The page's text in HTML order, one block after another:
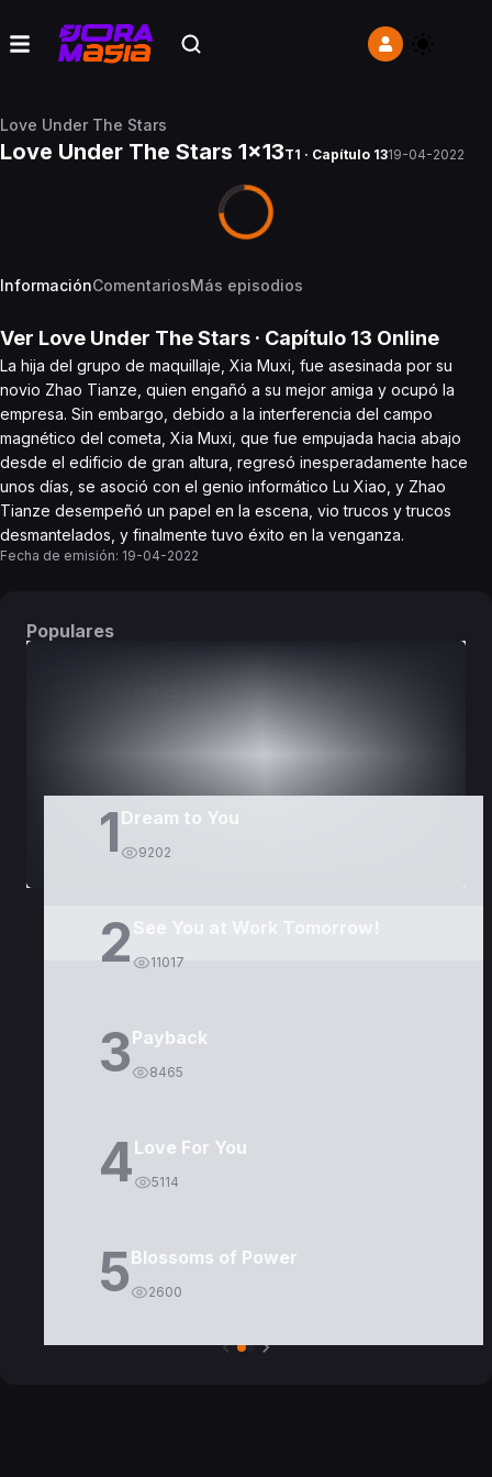
Love Under The Stars
Love Under The Stars 1x13T1 · Capítulo 1319-04-2022
InformaciónComentariosMás episodios
Ver Love Under The Stars · Capítulo 13 Online
La hija del grupo de maquillaje, Xia Muxi, fue asesinada por su
novio Zhao Tianze, quien engañó a su mejor amiga y ocupó la
empresa. Sin embargo, debido a la interferencia del campo
magnético del cometa, Xia Muxi, que fue empujada hacia abajo
desde el edificio de gran altura, regresó inesperadamente hace
unos días, se asoció con el genio informático Lu Xiao, y Zhao
Tianze desempeñó un papel en la escena, vio trucos y trucos
desmantelados, y finalmente tuvo éxito en la venganza.
Fecha de emisión: 19-04-2022
Populares
1 Dream to You
9202
2 11017
3Payback
8465
4Love For You
5114
5Blossoms of Power
2600